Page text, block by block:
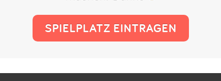
SPIELPLATZ EINTRAGEN